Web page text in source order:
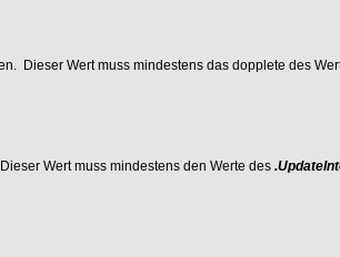
Dieser Wert muss mindestens das dopplete des
Wert muss mindestens den Werte des